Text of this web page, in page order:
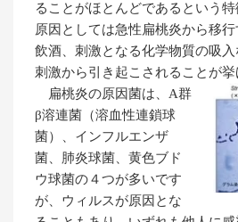
ることがほとんどであるという
原因としては急性扁桃炎から移
飲酒、刺激となる化学物質の吸
刺激から引き起こされることが挙
扁桃炎の原因菌は、A群
β溶連菌（溶血性連鎖球
菌）、インフルエンザ
菌、肺炎球菌、黄色ブド
ウ球菌の４つが多いです
が、ウィルスが原因とな